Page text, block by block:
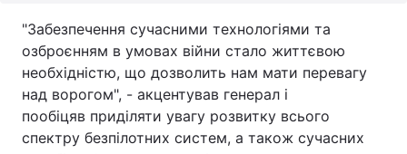
"Забезпечення сучасними технологіями та
озброєнням в умовах війни стало життєвою
необхідністю, що дозволить нам мати перевагу
над ворогом", - акцентував генерал і
пообіцяв приділяти увагу розвитку всього
спектру безпілотних систем, а також сучасних